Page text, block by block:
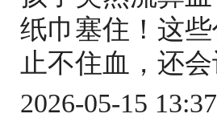
纸巾塞住！这
止不住血，还
2026-05-15